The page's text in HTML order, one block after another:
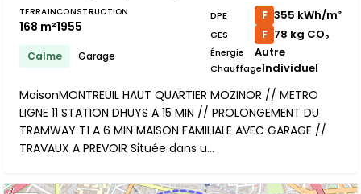
TERRAIN
168 m²
CONSTRUCTION
1955
Calme Garage
DPE F 355 kWh/m²
GES F 78 kg CO₂
Énergie Autre
ChauffageIndividuel
MaisonMONTREUIL HAUT QUARTIER MOZINOR // METRO
LIGNE 11 STATION DHUYS A 15 MIN // PROLONGEMENT DU
TRAMWAY T1 A 6 MIN MAISON FAMILIALE AVEC GARAGE //
TRAVAUX A PREVOIR Située dans u...